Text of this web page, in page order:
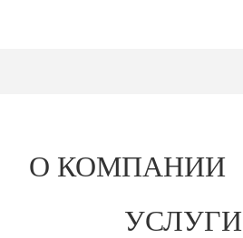
О КОМПАНИИ
УСЛУГИ